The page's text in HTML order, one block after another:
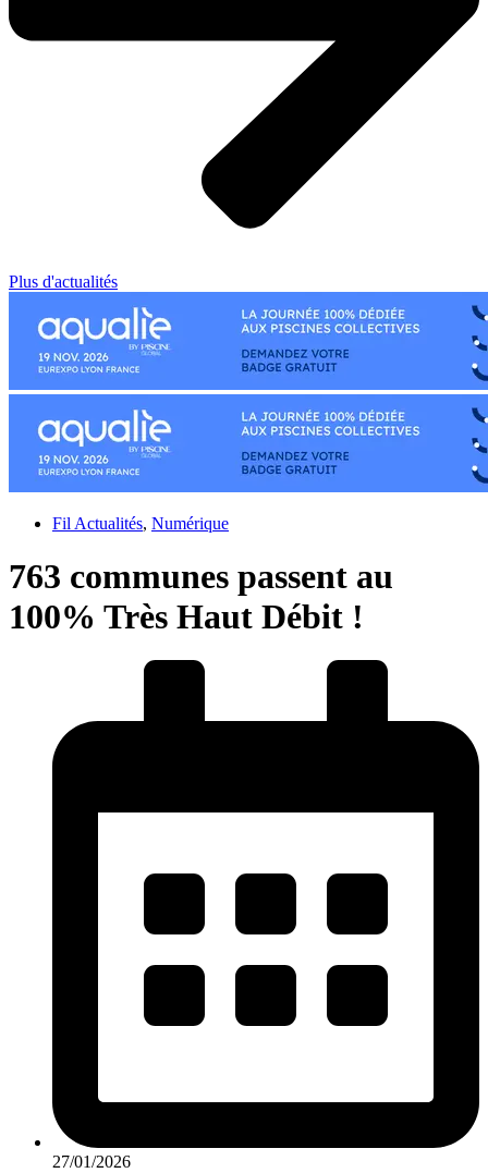
Plus d'actualités
Fil Actualités, Numérique
763 communes passent au
100% Très Haut Débit !
27/01/2026